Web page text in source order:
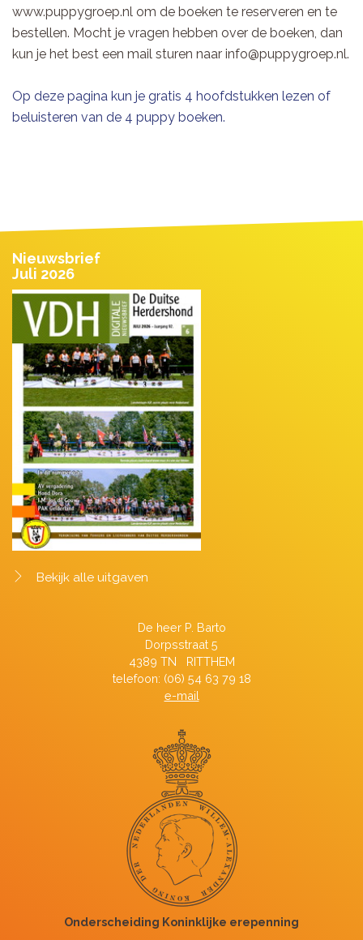
www.puppygroep.nl om de boeken te reserveren en te
bestellen. Mocht je vragen hebben over de boeken, dan
kun je het best een mail sturen naar info@puppygroep.nl.
Op deze pagina kun je gratis 4 hoofdstukken lezen of
beluisteren van de 4 puppy boeken.
Nieuwsbrief
Juli 2026
Bekijk alle uitgaven
De heer P. Barto
Dorpsstraat 5
4389 TN RITTHEM
telefoon: (06) 54 63 79 18
e-mail